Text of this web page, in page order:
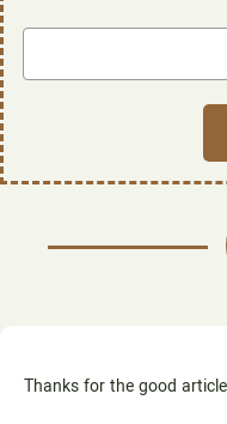
Thanks for the good